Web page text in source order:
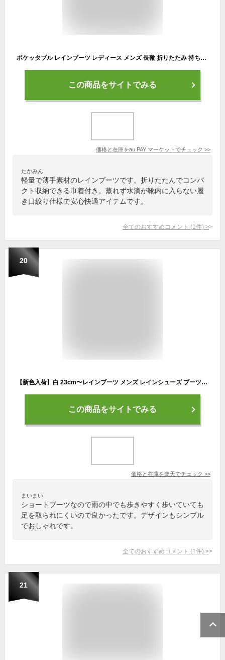
ポケッタブル レインブーツ レディース メンズ 長靴 折りたたみ 持ち運び ブラック 30300 パープル 30310 カーキ 30320 グレージュ 30330
この商品をサイトでみる
価格と在庫をau PAY マーケット でチェック >>
たかみん
軽量で薄手素材のレインブーツです。折りたたんでコンパ
クト収納できる巾着付き。蒸れず水滴が靴内に入らない履
き口絞り仕様で安心快適アイテムです。
全てのおすすめコメント (1 件) >
20
【新色入荷】白 23cm〜レインブーツ メンズ レインシューズ ブーツ ビジネス 通学 通勤 おしゃれ かっこいい 雨対策 防水 晴雨兼用 普段使い 濡れない ハイカット 滑り止め 伸縮性 軽量 歩きやすい 疲れない 履きやすい 脱ぎやすい カジュアル オフィス 長靴 台風 父の日
この商品をサイトでみる
価格と在庫を楽天でチェック >>
まいまい
ショートブーツなので雨の中でも歩きやすく歩いていても
足を取られにくいので良かったです。デザインもシンプル
でおしゃれです。
全てのおすすめコメント (1 件) >
21